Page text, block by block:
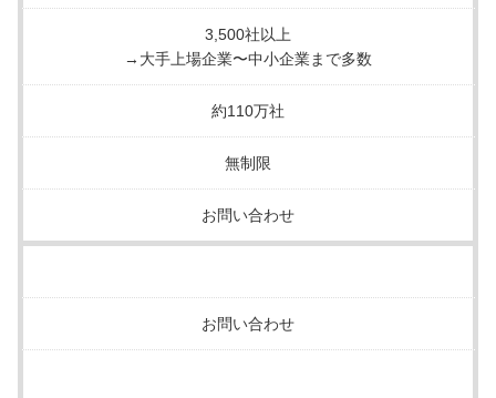
3,500社以上
→大手上場企業〜中小企業まで多数
約110万社
無制限
お問い合わせ
お問い合わせ